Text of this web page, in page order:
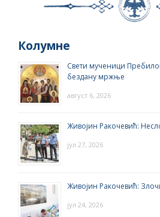
Колумне
Свети мученици
бездану мржње
август 6, 2026
Живојин Ракочевић:
јул 27, 2026
Живојин Ракочевић:
јул 24, 2026